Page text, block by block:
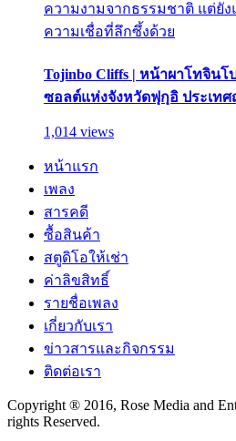
ความงามจากธรรมชาติ แต่ยัง
ความเชื่อที่ลึกซึ้งด้วย
Tojinbo Cliffs | หน้าผาโทจิน
ซอลต์แห่งจังหวัดฟุกุอิ ประเท
1,014 views
หน้าแรก
เพลง
สารคดี
ซื้อสินค้า
สตูดิโอให้เช่า
ค่าลิขสิทธิ์
รายชื่อเพลง
เกี่ยวกับเรา
ข่าวสารและกิจกรรม
ติดต่อเรา
Copyright ® 2016, Rose Media and
rights Reserved.